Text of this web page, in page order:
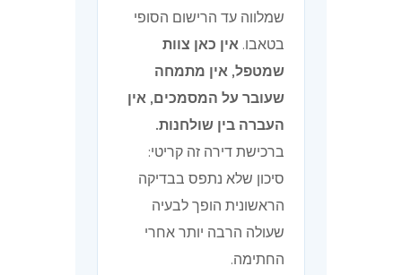
שמלווה עד הרישום הסופי
בטאבו. אין כאן צוות
שמטפל, אין מתמחה
שעובר על המסמכים, אין
העברה בין שולחנות.
ברכישת דירה זה קריטי:
סיכון שלא נתפס בבדיקה
הראשונית הופך לבעיה
שעולה הרבה יותר אחרי
החתימה.